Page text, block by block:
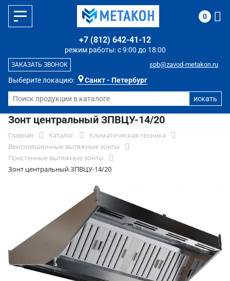
Выберите локацию: Санкт - Петербург
режим работы: с 9:00 до 18:00
+7 (812) 642-41-12
spb@zavod-metakon.ru
ЗАКАЗАТЬ ЗВОНОК
0
Зонт центральный ЗПВЦУ-14/20
Главная Каталог
Климатическая техника
Вентиляционные вытяжные зонты
Пристенные вытяжные зонты
Зонт центральный ЗПВЦУ-14/20